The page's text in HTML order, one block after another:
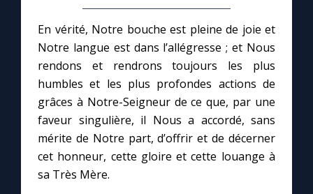
Questions-réponses
Prier au quotidien
Avec Thérèse de Lisieux
L'Évangile chaque jour
En vérité, Notre bouche est pleine de joie et
Notre langue est dans l’allégresse ; et Nous
rendons et rendrons toujours les plus
humbles et les plus profondes actions de
grâces à Notre-Seigneur de ce que, par une
faveur singulière, il Nous a accordé, sans
mérite de Notre part, d’offrir et de décerner
cet honneur, cette gloire et cette louange à
sa Très Mère.